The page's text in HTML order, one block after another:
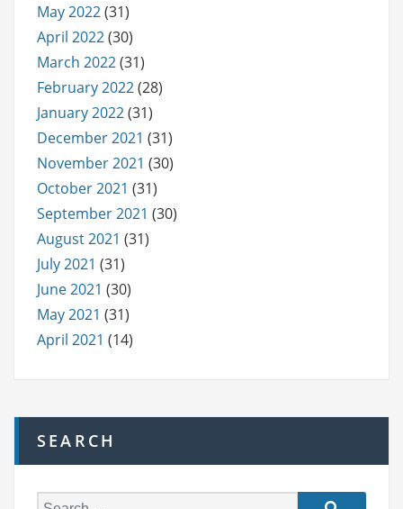
May 2022(31)
April 2022(30)
March 2022(31)
February 2022(28)
January 2022(31)
December 2021 (31)
November 2021 (30)
October 2021 (31)
September 2021 (30)
August 2021 (31)
July 2021 (31)
June 2021 (30)
May 2021 (31)
April 2021 (14)
SEARCH